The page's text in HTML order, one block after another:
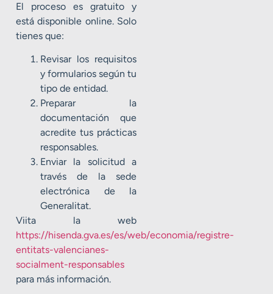
El proceso es gratuito y
está disponible online. Solo
tienes que:
Revisar los requisitos
y formularios según tu
tipo de entidad.
Preparar la
documentación que
acredite tus prácticas
responsables.
Enviar la solicitud a
través de la sede
electrónica de la
Generalitat.
Viita la web
https://hisenda.gva.es/es/web/economia/registre-
entitats-valencianes-
socialment-responsables
para más información.